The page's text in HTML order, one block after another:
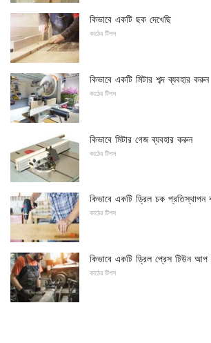
কিভাবে একটি ছক দেখেছি
কাঠের টিপস
কিভাবে একটি মিটার শব্দ ব্যবহার করুন
কাঠের টিপস
কিভাবে মিটার গেজ ব্যবহার করুন
কাঠের টিপস
কিভাবে একটি ড্রিল চক প্রতিস্থাপন
কাঠের টিপস
কিভাবে একটি ড্রিল প্রেস টিউন আপ
কাঠের টিপস